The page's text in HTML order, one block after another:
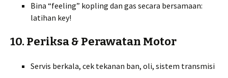
Bina “feeling” kopling dan gas secara bersamaan:
latihan key!
10. Periksa & Perawatan Motor
Servis berkala, cek tekanan ban, oli, sistem transmisi